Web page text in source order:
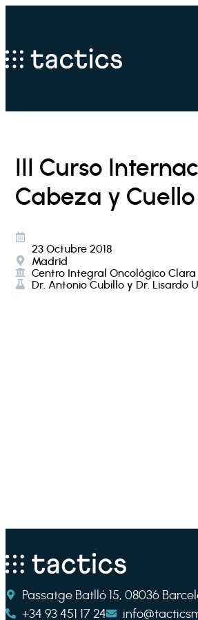
III Curso
Cabeza y Cuello
23 Octubre 2018
Madrid
Centro Integral Oncológico
Dr. Antonio Cubillo y Dr. Lisardo
Passatge Batlló 15, 08036
+34 93 451 17 24